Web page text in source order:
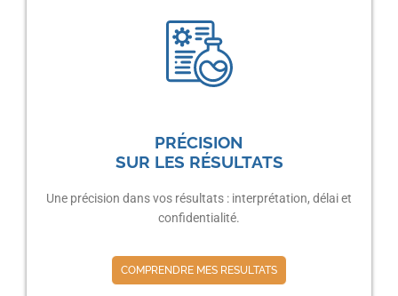
PRÉCISION
SUR LES RÉSULTATS
Une précision dans vos résultats : interprétation, délai et
confidentialité.
COMPRENDRE MES RESULTATS